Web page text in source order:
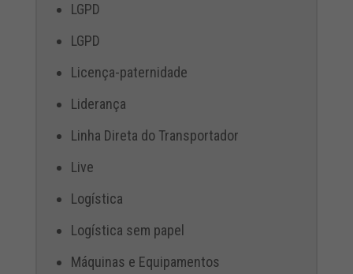
LGPD
LGPD
Licença-paternidade
Liderança
Linha Direta do Transportador
Live
Logística
Logística sem papel
Máquinas e Equipamentos